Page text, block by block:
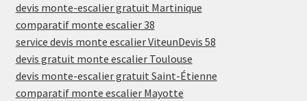
devis monte-escalier gratuit Martinique
comparatif monte escalier 38
service devis monte escalier ViteunDevis 58
devis gratuit monte escalier Toulouse
devis monte-escalier gratuit Saint-Étienne
comparatif monte escalier Mayotte